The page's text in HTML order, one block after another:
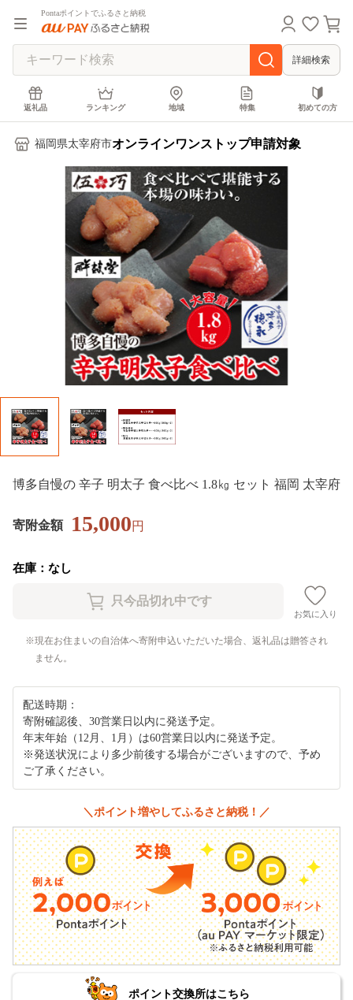
Pontaポイントでふるさと納税
詳細検索
返礼品 ランキング 地域 特集 初めての方
福岡県太宰府市オンラインワンストップ申請対象
博多自慢の 辛子 明太子 食べ比べ 1.8㎏ セット 福岡 太宰府
寄附金額 15,000円
在庫：なし
お気に入り
現在お住まいの自治体へ寄附申込いただいた場合、返礼品は贈答され
ません。
配送時期：
寄附確認後、30営業日以内に発送予定。
年末年始（12月、1月）は60営業日以内に発送予定。
※発送状況により多少前後する場合がございますので、予め
ご了承ください。
＼ポイント増やしてふるさと納税！／
ポイント交換所はこちら